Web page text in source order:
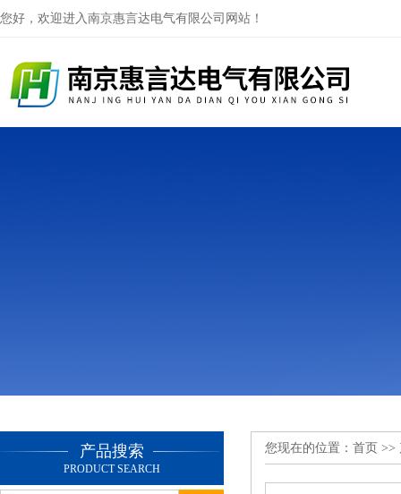
您好，欢迎进入南京惠言达电气有限公司网站！
产品搜索
PRODUCT SEARCH
您现在的位置： 首页 >>